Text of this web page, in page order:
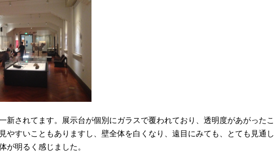
新されてます。
展示台が個別にガラスで覆われており、透明度があがったこ
やすいこともありますし、壁全体を白くなり、遠目にみても、とても見通し
が明るく感じました。